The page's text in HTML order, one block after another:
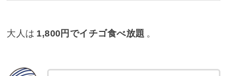
大人は 1,800円でイチゴ食べ放題 。